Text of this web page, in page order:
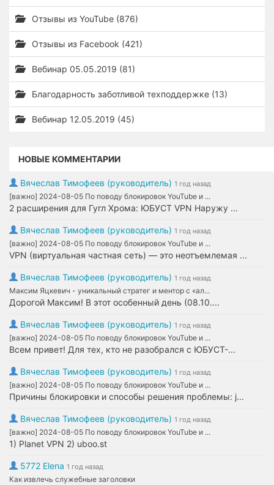
Отзывы из YouTube (876)
Отзывы из Facebook (421)
Вебинар 05.05.2019 (81)
Благодарность заботливой техподдержке (13)
Вебинар 12.05.2019 (45)
НОВЫЕ КОММЕНТАРИИ
Вячеслав Тимофеев (руководитель) 1 год назад
[важно] 2024-08-05 По поводу блокировок YouTube и ...
2 расширения для Гугл Хрома: ЮБУСТ VPN Наружу ...
Вячеслав Тимофеев (руководитель) 1 год назад
[важно] 2024-08-05 По поводу блокировок YouTube и ...
VPN (виртуальная частная сеть) — это неотъемлемая ...
Вячеслав Тимофеев (руководитель) 1 год назад
Максим Яцкевич - уникальный стратег и ментор с «ал...
Дорогой Максим! В этот особенный день (08.10....
Вячеслав Тимофеев (руководитель) 1 год назад
[важно] 2024-08-05 По поводу блокировок YouTube и ...
Всем привет! Для тех, кто не разобрался с ЮБУСТ-...
Вячеслав Тимофеев (руководитель) 1 год назад
[важно] 2024-08-05 По поводу блокировок YouTube и ...
Причины блокировки и способы решения проблемы: j...
Вячеслав Тимофеев (руководитель) 1 год назад
[важно] 2024-08-05 По поводу блокировок YouTube и ...
1) Planet VPN 2) uboo.st
5772 Elena 1 год назад
Как извлечь служебные заголовки